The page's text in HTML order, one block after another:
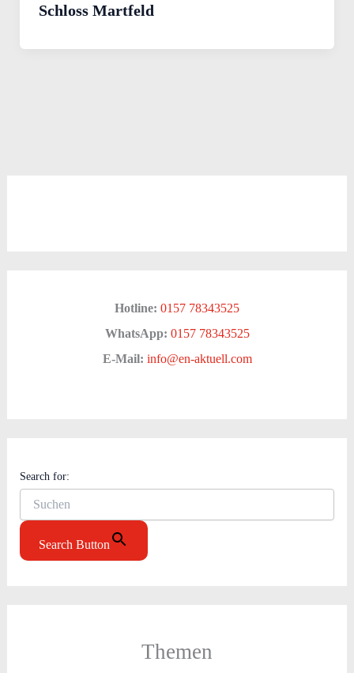
Schloss Martfeld
Hotline: 0157 78343525
WhatsApp: 0157 78343525
E-Mail: info@en-aktuell.com
Search for:
Search Button
Themen